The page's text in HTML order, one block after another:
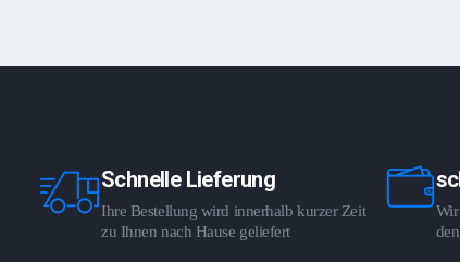
Schnelle Lieferung
Ihre Bestellung wird innerhalb kurzer Zeit
zu Ihnen nach Hause geliefert